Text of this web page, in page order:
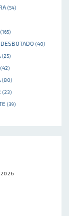
(54)
(165)
(40)
(25)
(42)
(80)
(23)
(39)
2026